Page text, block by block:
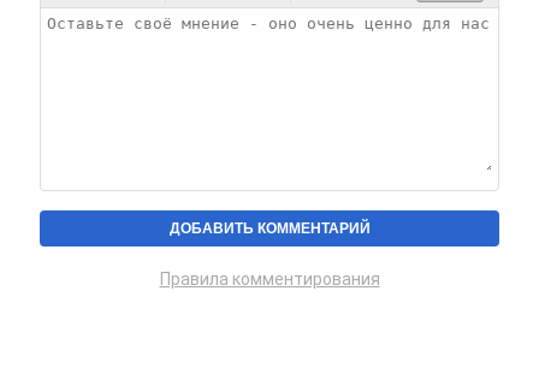
Правила комментирования